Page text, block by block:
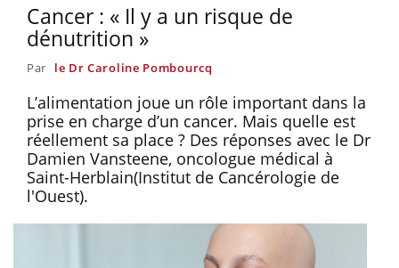
Cancer : « Il y a un risque de
dénutrition »
Par le Dr Caroline Pombourcq
L’alimentation joue un rôle important dans la
prise en charge d’un cancer. Mais quelle est
réellement sa place ? Des réponses avec le Dr
Damien Vansteene, oncologue médical à
Saint-Herblain(Institut de Cancérologie de
l'Ouest).